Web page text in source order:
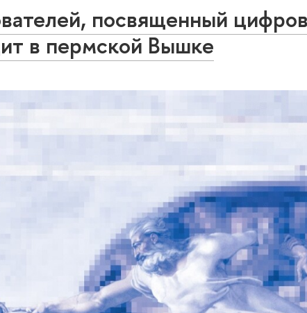
посвященный
в пермской Вышке